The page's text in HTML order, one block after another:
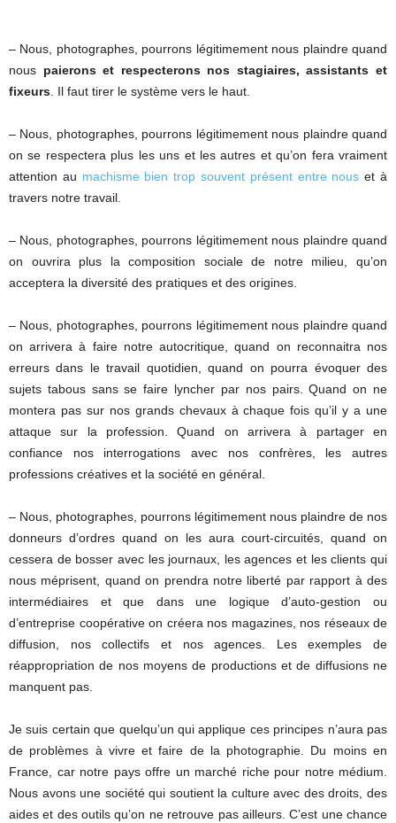
– Nous, photographes, pourrons légitimement nous plaindre quand
nous paierons et respecterons nos stagiaires, assistants et
fixeurs. Il faut tirer le système vers le haut.
– Nous, photographes, pourrons légitimement nous plaindre quand
on se respectera plus les uns et les autres et qu’on fera vraiment
attention au machisme bien trop souvent présent entre nous et à
travers notre travail.
– Nous, photographes, pourrons légitimement nous plaindre quand
on ouvrira plus la composition sociale de notre milieu, qu’on
acceptera la diversité des pratiques et des origines.
– Nous, photographes, pourrons légitimement nous plaindre quand
on arrivera à faire notre autocritique, quand on reconnaitra nos
erreurs dans le travail quotidien, quand on pourra évoquer des
sujets tabous sans se faire lyncher par nos pairs. Quand on ne
montera pas sur nos grands chevaux à chaque fois qu’il y a une
attaque sur la profession. Quand on arrivera à partager en
confiance nos interrogations avec nos confrères, les autres
professions créatives et la société en général.
– Nous, photographes, pourrons légitimement nous plaindre de nos
donneurs d’ordres quand on les aura court-circuités, quand on
cessera de bosser avec les journaux, les agences et les clients qui
nous méprisent, quand on prendra notre liberté par rapport à des
intermédiaires et que dans une logique d’auto-gestion ou
d’entreprise coopérative on créera nos magazines, nos réseaux de
diffusion, nos collectifs et nos agences. Les exemples de
réappropriation de nos moyens de productions et de diffusions ne
manquent pas.
Je suis certain que quelqu’un qui applique ces principes n’aura pas
de problèmes à vivre et faire de la photographie. Du moins en
France, car notre pays offre un marché riche pour notre médium.
Nous avons une société qui soutient la culture avec des droits, des
aides et des outils qu’on ne retrouve pas ailleurs. C’est une chance